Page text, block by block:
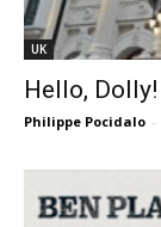
UK
Hello, Dolly!
Philippe Pocidalo -